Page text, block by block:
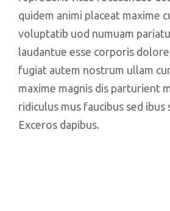
quidem animi placeat maxime
voluptatib uod numuam
laudantue esse corporis
fugiat autem nostrum ullam
maxime magnis dis parturient
ridiculus mus faucibus sed ibus
Exceros dapibus.